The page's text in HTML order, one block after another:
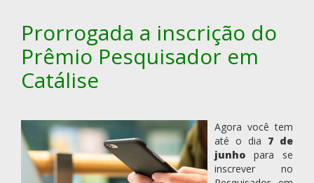
Prorrogada a inscrição do
Prêmio Pesquisador em
Catálise
Agora você tem
até o dia 7 de
junho para se
inscrever no